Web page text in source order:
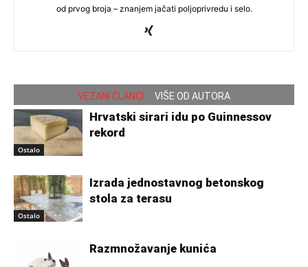
od prvog broja – znanjem jačati poljoprivredu i selo.
VEZANI ČLANCI VIŠE OD AUTORA
Ostalo
Hrvatski sirari idu po Guinnessov
rekord
Ostalo
Izrada jednostavnog betonskog
stola za terasu
Razmnožavanje kunića